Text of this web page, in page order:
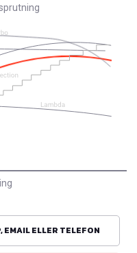
ELLER TELEFON